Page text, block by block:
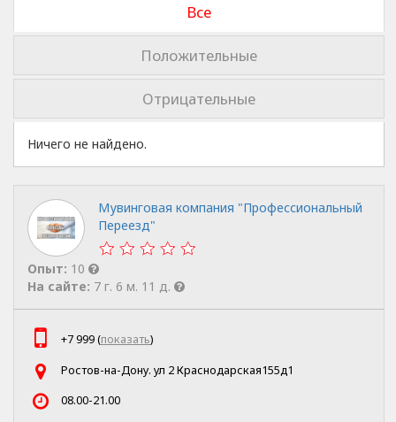
Все
Положительные
Отрицательные
Ничего не найдено.
Мувинговая компания "Профессиональный
Переезд"
Опыт: 10
На сайте: 7 г. 6 м. 11 д.
+7 999 (показать)
Ростов-на-Дону. ул 2 Краснодарская155д1
08.00-21.00